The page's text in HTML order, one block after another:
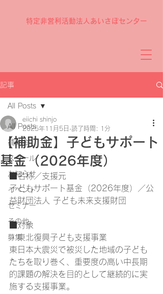
特定非営利活動法人あいさぽセンター
記事
All Posts
補助金
スクール
お知らせ
イベント
セミナー
その他
募集
All Posts
【補助金】子どもサポート
基金（2026年度）
eiichi shinjo
2025年11月5日 読了時間: 1分
■名称／支援元
子どもサポート基金（2026年度）／公
益財団法人 子ども未来支援財団
■対象
・東北復興子ども支援事業
東日本大震災で被災した地域の子ども
たちを取り巻く、重要度の高い中長期
的課題の解決を目的として継続的に実
施する支援事業。